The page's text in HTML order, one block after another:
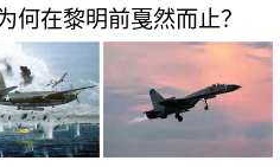
何在黎明前戛然而止？